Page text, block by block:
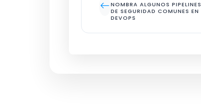
NOMBRA ALGUNOS PIPELINES
DE SEGURIDAD COMUNES EN
DEVOPS